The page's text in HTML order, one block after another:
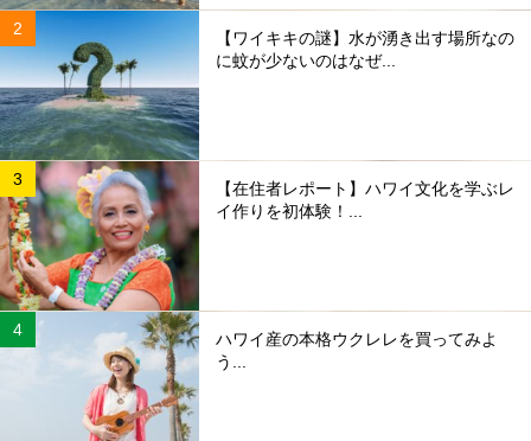
【ワイキキの謎】水が湧き出す場所なの
に蚊が少ないのはなぜ...
【在住者レポート】ハワイ文化を学ぶレ
イ作りを初体験！...
ハワイ産の本格ウクレレを買ってみよ
う...